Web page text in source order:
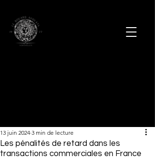
Les pénalités de retard dans les
transactions commerciales en France
13 juin 2024 3 min de lecture